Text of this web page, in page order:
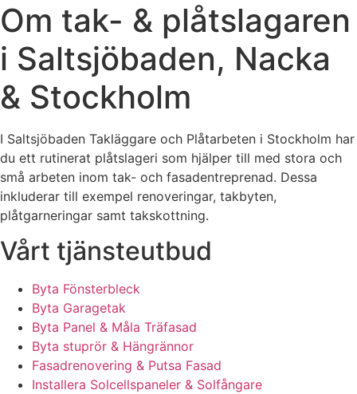
Om tak- & plåtslagaren
i Saltsjöbaden, Nacka
& Stockholm
I Saltsjöbaden Takläggare och Plåtarbeten i Stockholm har
du ett rutinerat plåtslageri som hjälper till med stora och
små arbeten inom tak- och fasadentreprenad. Dessa
inkluderar till exempel renoveringar, takbyten,
plåtgarneringar samt takskottning.
Vårt tjänsteutbud
Byta Fönsterbleck
Byta Garagetak
Byta Panel & Måla Träfasad
Byta stuprör & Hängrännor
Fasadrenovering & Putsa Fasad
Installera Solcellspaneler & Solfångare